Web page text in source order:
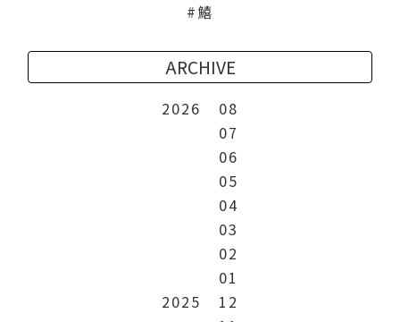
鱚
ARCHIVE
2026
08
07
06
05
04
03
02
01
2025
12